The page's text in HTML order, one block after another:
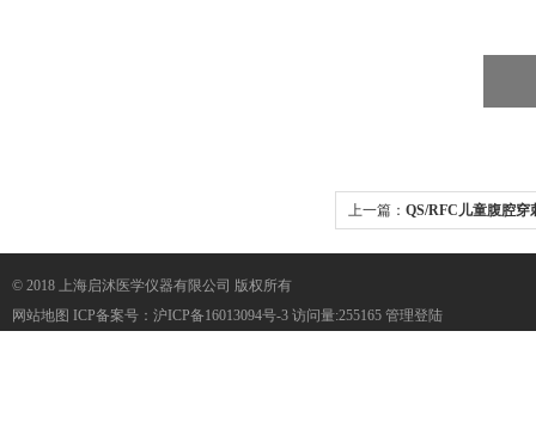
上一篇： QS/RFC儿童腹腔穿
© 2018 上海启沭医学仪器有限公司 版权所有
网站地图 ICP备案号： 沪ICP备16013094号-3 访问量:255165 管理登陆